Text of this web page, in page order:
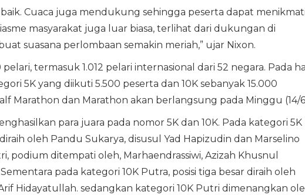
Cuaca juga mendukung sehingga peserta dapat
masyarakat juga luar biasa, terlihat dari dukungan di
suasana perlombaan semakin meriah,” ujar Nixon.
termasuk 1.012 pelari internasional dari 52 negara. Pada
5K yang diikuti 5.500 peserta dan 10K sebanyak 15.000
Marathon dan Marathon akan berlangsung pada Minggu (14/
para juara pada nomor 5K dan 10K. Pada kategori 5K
oleh Pandu Sukarya, disusul Yad Hapizudin dan Marselino
podium ditempati oleh, Marhaendrassiwi, Azizah Khusnul
pada kategori 10K Putra, posisi tiga besar diraih oleh
Hidayatullah. sedangkan kategori 10K Putri dimenangkan